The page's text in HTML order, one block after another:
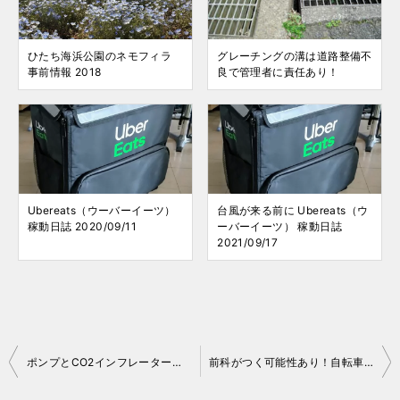
ひたち海浜公園のネモフィラ
事前情報 2018
グレーチングの溝は道路整備不
良で管理者に責任あり！
Ubereats（ウーバーイーツ）
稼動日誌 2020/09/11
台風が来る前に Ubereats（ウ
ーバーイーツ） 稼動日誌
2021/09/17
投
ポンプとCO2インフレーター！一台二役のアイテム 前科がつく可能性あり！自転車の逆走はダメ！絶対！